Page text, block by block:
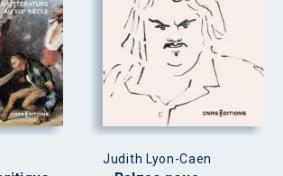
Judith Lyon-Caen